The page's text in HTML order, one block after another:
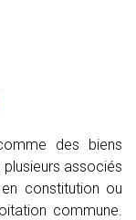
des biens
plusieurs associés
constitution ou
commune.